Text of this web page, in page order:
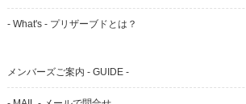
- What's - プリザーブドとは？
メンバーズご案内 - GUIDE -